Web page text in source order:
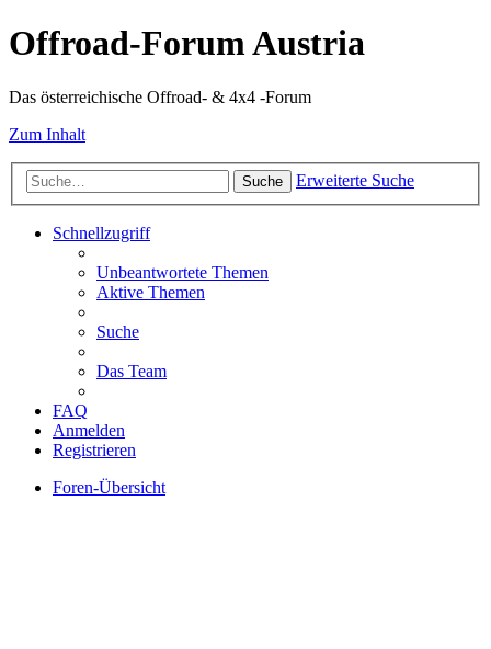
Offroad-Forum Austria
Das österreichische Offroad- & 4x4 -Forum
Zum Inhalt
Suche Erweiterte Suche
Schnellzugriff
Unbeantwortete Themen
Aktive Themen
Suche
Das Team
FAQ
Anmelden
Registrieren
Foren-Übersicht